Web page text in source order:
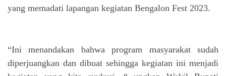
yang memadati lapangan kegiatan Bengalon Fest 2023.
“Ini menandakan bahwa program masyarakat sudah
diperjuangkan dan dibuat sehingga kegiatan ini menjadi